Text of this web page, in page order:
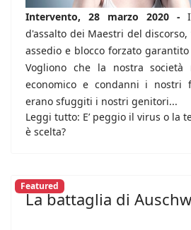
Intervento, 28 marzo 2020 -
d'assalto dei Maestri del
assedio e blocco forzato
Vogliono che la nostra società
economico e condanni i nostri
erano sfuggiti i nostri genitori...
Leggi tutto: E’ peggio il virus o la
è scelta?
Featured
La battaglia di